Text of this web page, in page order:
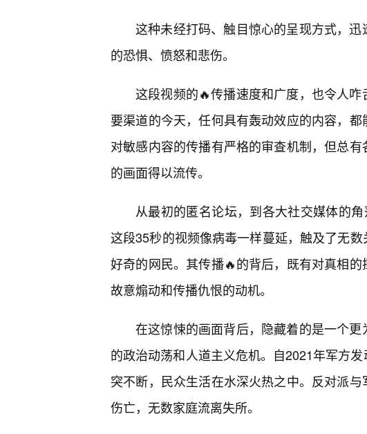
这种未经打码、触目惊心的呈现方式，
的恐惧、愤怒和悲伤。
这段视频的🔥传播速度和广度，也令人
要渠道的今天，任何具有轰动效应的内容，
对敏感内容的传播有严格的审查机制，但总
的画面得以流传。
从最初的匿名论坛，到各大社交媒体的角
这段35秒的视频像病毒一样蔓延，触及了无
好奇的网民。其传播🔥的背后，既有对真相
故意煽动和传播仇恨的动机。
在这惊悚的画面背后，隐藏着的是一个
的政治动荡和人道主义危机。自2021年军方
突不断，民众生活在水深火热之中。反对派
伤亡，无数家庭流离失所。